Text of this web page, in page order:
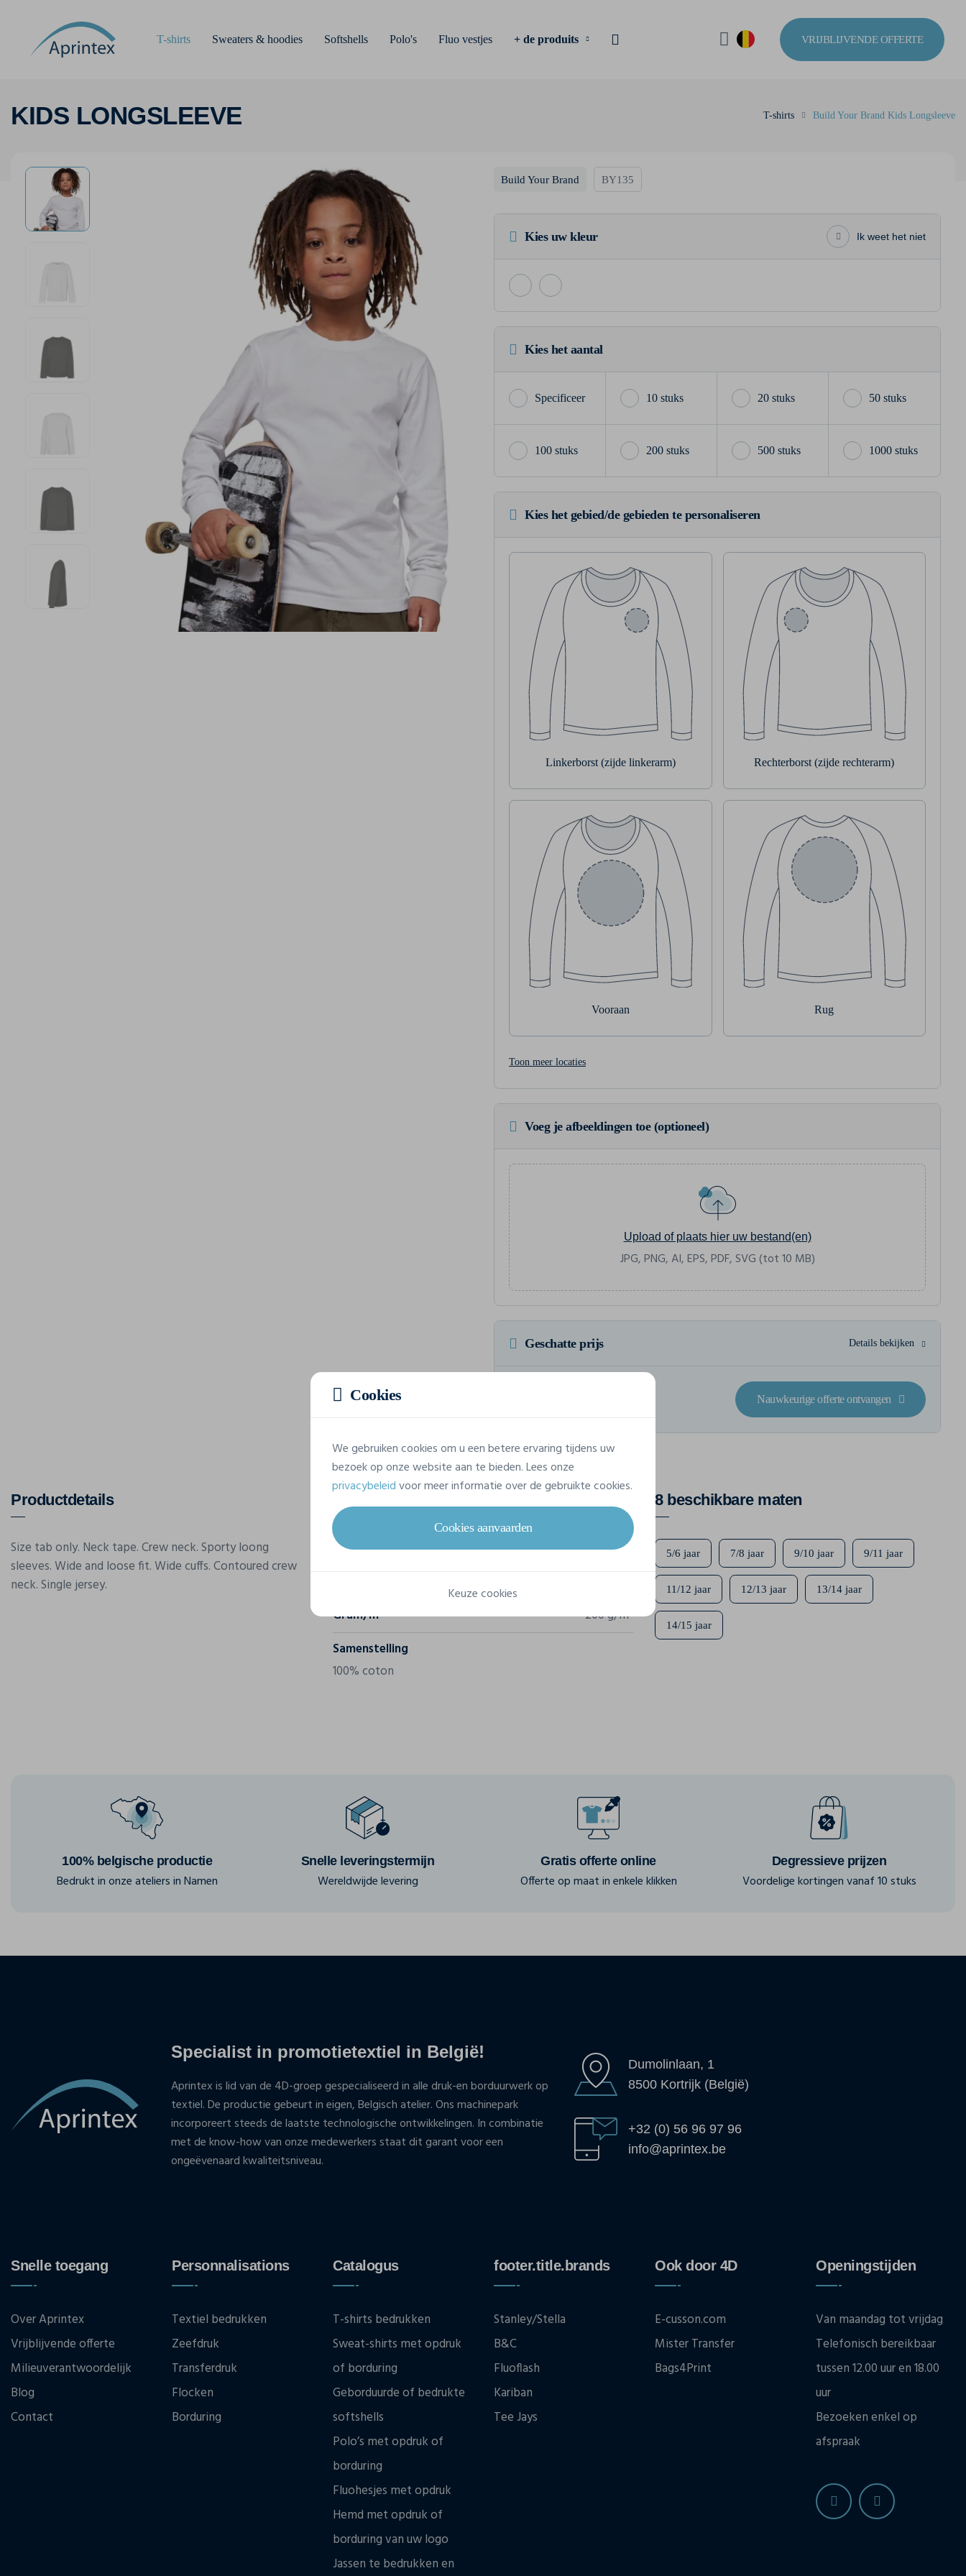
T-shirts Sweaters & hoodies Softshells Polo's Fluo vestjes + de produits VRIJBLIJVENDE OFFERTE
KIDS LONGSLEEVE T-shirts Build Your Brand Kids Longsleeve
Build Your Brand BY135
Kies uw kleur Ik weet het niet
Kies het aantal
10 stuks 20 stuks 50 stuks
100 stuks 200 stuks 500 stuks 1000 stuks
Kies het gebied/de gebieden te personaliseren
Linkerborst (zijde linkerarm) Rechterborst (zijde rechterarm)
Vooraan Rug
Toon meer locaties
Voeg je afbeeldingen toe (optioneel)
Upload of plaats hier uw bestand(en)
JPG, PNG, AI, EPS, PDF, SVG (tot 10 MB)
Geschatte prijs Details bekijken
Nauwkeurige offerte ontvangen
Productdetails
Size tab only. Neck tape. Crew neck. Sporty loong
sleeves. Wide and loose fit. Wide cuffs. Contoured crew
neck. Single jersey.
Merk
Build Your Brand
Gram/m²
200 g/m²
Samenstelling
100% coton
8 beschikbare maten
5/6 jaar 7/8 jaar 9/10 jaar 9/11 jaar
11/12 jaar 12/13 jaar 13/14 jaar
14/15 jaar
100% belgische productie
Bedrukt in onze ateliers in Namen
Snelle leveringstermijn
Wereldwijde levering
Gratis offerte online
Offerte op maat in enkele klikken
Degressieve prijzen
Voordelige kortingen vanaf 10 stuks
Specialist in promotietextiel in België!
Aprintex is lid van de 4D-groep gespecialiseerd in alle druk-en borduurwerk op
textiel. De productie gebeurt in eigen, Belgisch atelier. Ons machinepark
incorporeert steeds de laatste technologische ontwikkelingen. In combinatie
met de know-how van onze medewerkers staat dit garant voor een
ongeëvenaard kwaliteitsniveau.
Dumolinlaan, 1
8500 Kortrijk (België)
+32 (0) 56 96 97 96
info@aprintex.be
Snelle toegang
Over Aprintex
Vrijblijvende offerte
Milieuverantwoordelijk
Blog
Contact
Personnalisations
Textiel bedrukken
Zeefdruk
Transferdruk
Flocken
Borduring
Catalogus
T-shirts bedrukken
Sweat-shirts met opdruk
of borduring
Geborduurde of bedrukte
softshells
Polo’s met opdruk of
borduring
Fluohesjes met opdruk
Hemd met opdruk of
borduring van uw logo
Jassen te bedrukken en
footer.title.brands
Stanley/Stella
B&C
Fluoflash
Kariban
Tee Jays
Ook door 4D
E-cusson.com
Mister Transfer
Bags4Print
Openingstijden
Van maandag tot vrijdag
Telefonisch bereikbaar
tussen 12.00 uur en 18.00
uur
Bezoeken enkel op
afspraak
Cookies
We gebruiken cookies om u een betere ervaring tijdens uw
bezoek op onze website aan te bieden. Lees onze
privacybeleidvoor meer informatie over de gebruikte cookies.
Cookies aanvaarden
Keuze cookies